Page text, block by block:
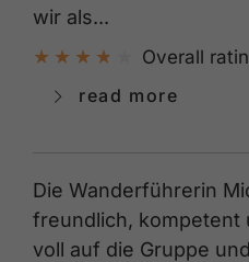
wir als...
Overall
read more
Die Wanderführerin
freundlich, kompetent
voll auf die Gruppe